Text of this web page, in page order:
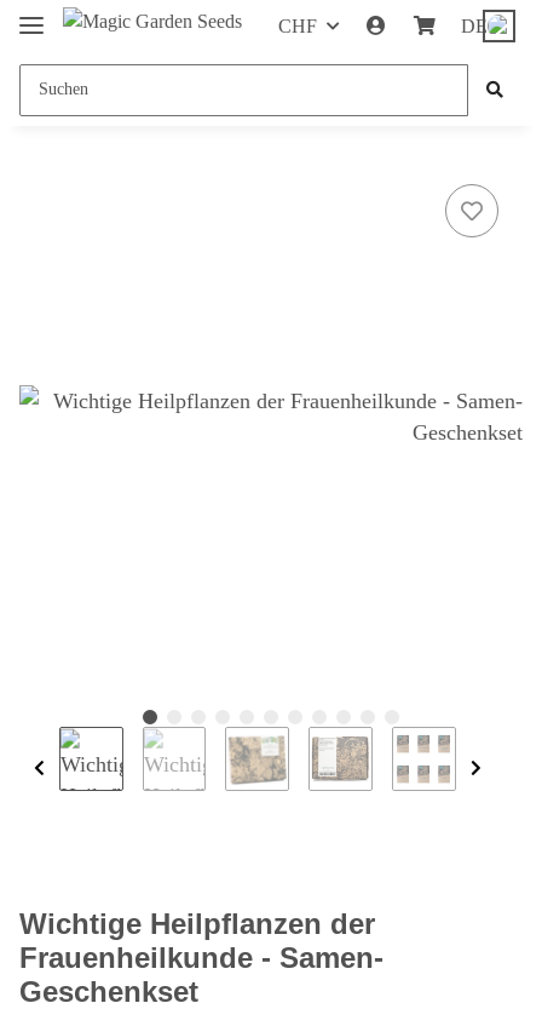
CHF DE
Wichtige Heilpflanzen der
Frauenheilkunde - Samen-
Geschenkset